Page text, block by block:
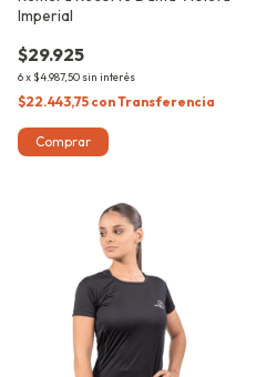
Imperial
$29.925
6x $4.987,50 sin interés
$22.443,75 conTransferencia
Comprar